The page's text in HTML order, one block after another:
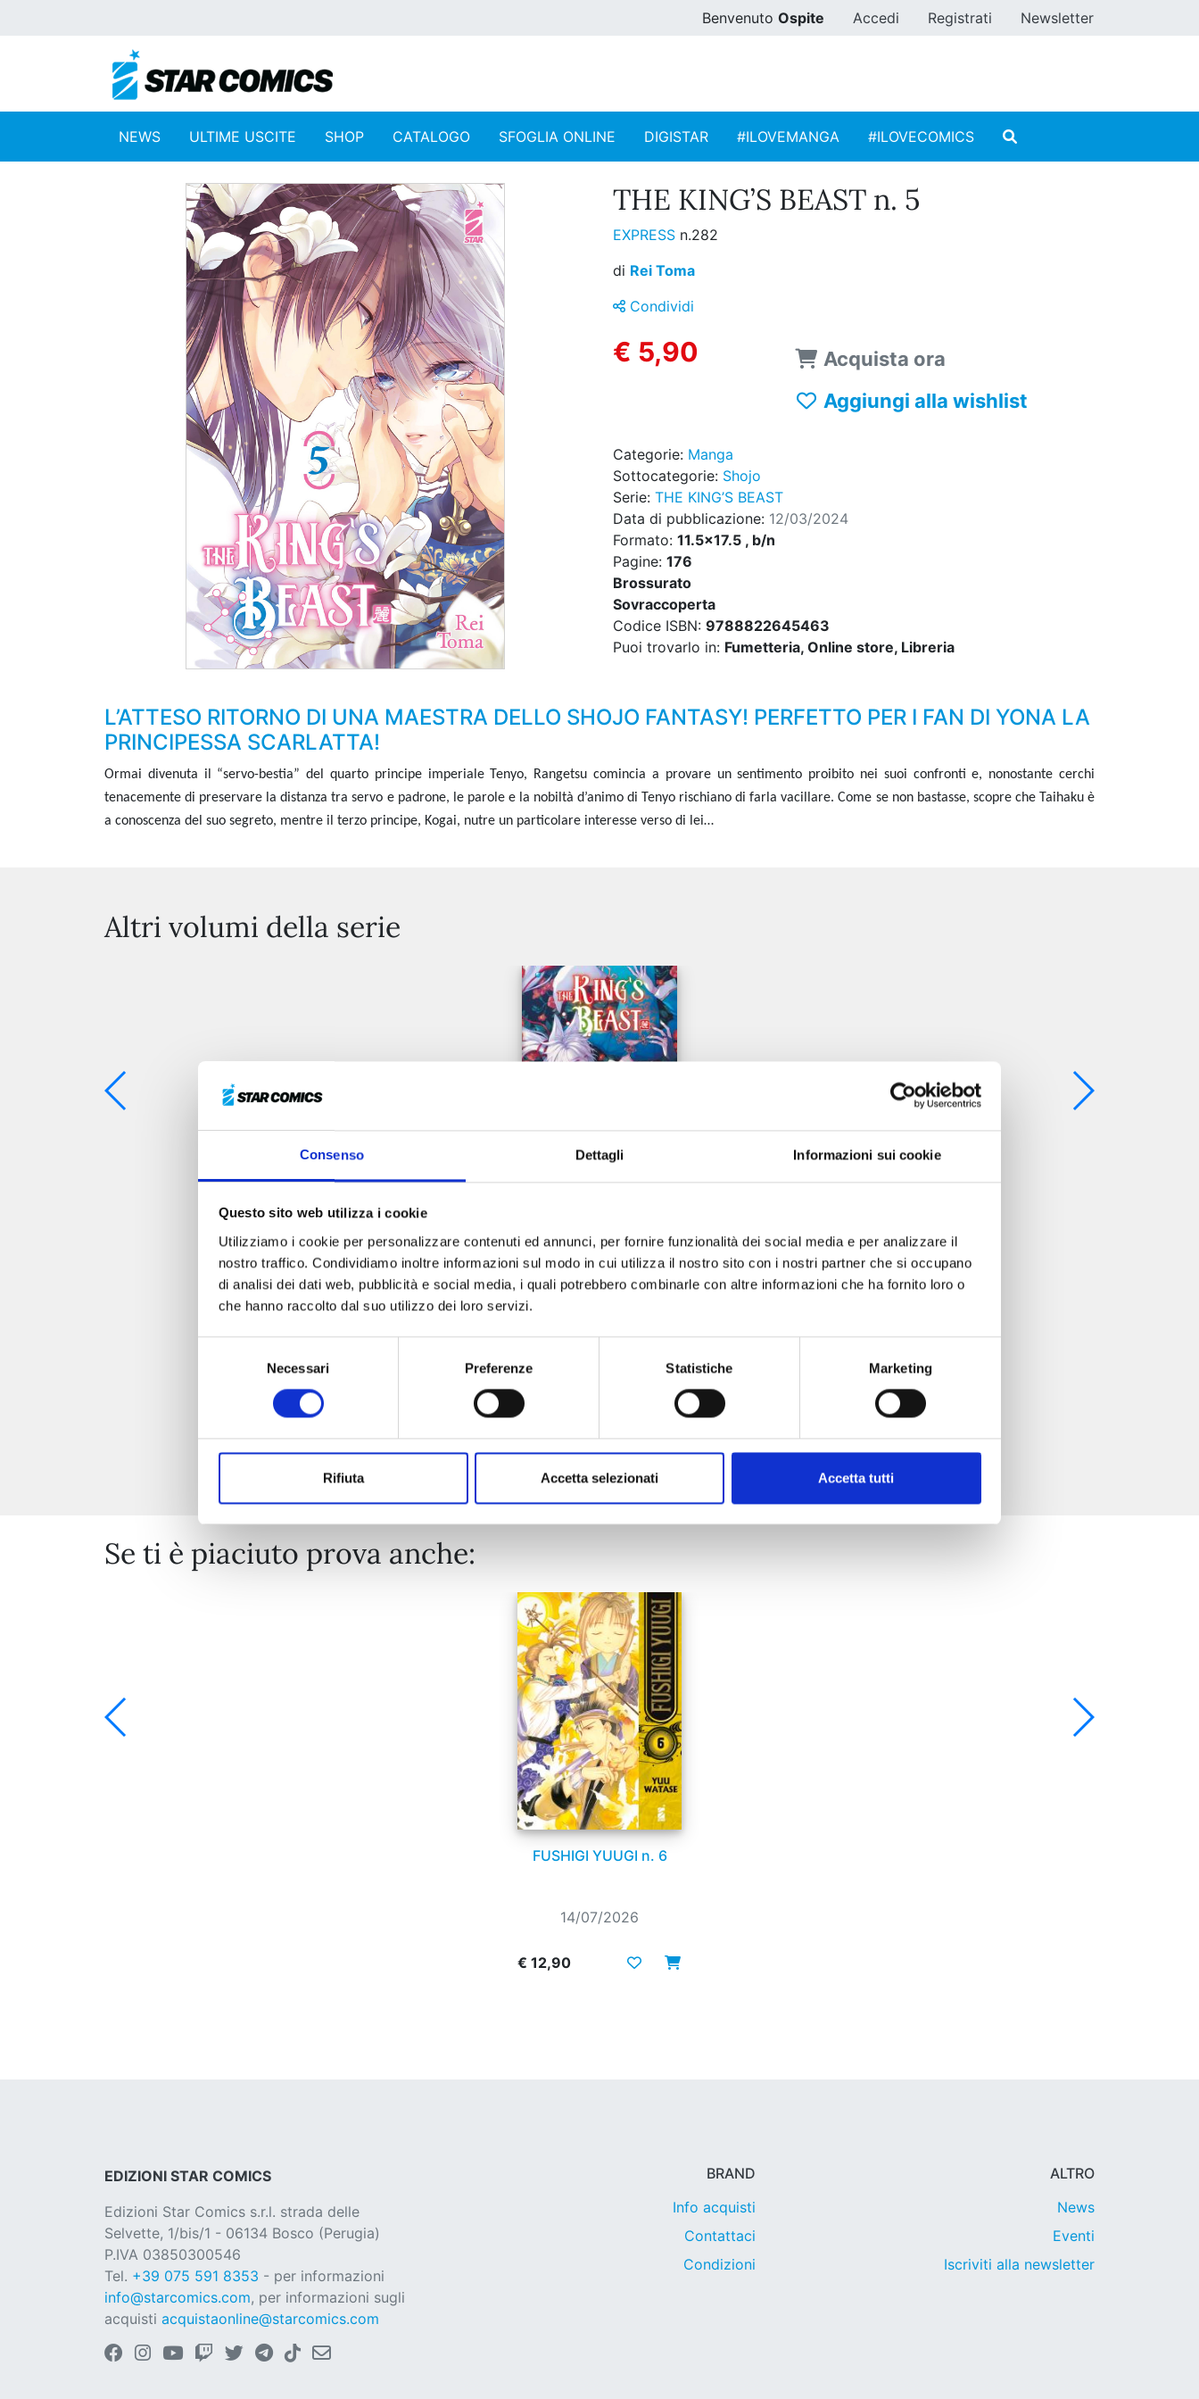
Consenso Dettagli Informazioni sui cookie
Questo sito web utilizza i cookie
Utilizziamo i cookie per personalizzare contenuti ed annunci, per fornire funzionalità dei social media e per analizzare il
nostro traffico. Condividiamo inoltre informazioni sul modo in cui utilizza il nostro sito con i nostri partner che si occupano
di analisi dei dati web, pubblicità e social media, i quali potrebbero combinarle con altre informazioni che ha fornito loro o
che hanno raccolto dal suo utilizzo dei loro servizi.
Necessari Preferenze Statistiche Marketing
Rifiuta Accetta selezionati Accetta tutti
Benvenuto Ospite Accedi Registrati Newsletter
NEWS ULTIME USCITE SHOP CATALOGO SFOGLIA ONLINE DIGISTAR #ILOVEMANGA #ILOVECOMICS
THE KING’S BEAST n. 5
EXPRESS n.282
di Rei Toma
Condividi
€ 5,90
Acquista ora
Aggiungi alla wishlist
Categorie: Manga
Sottocategorie: Shojo
Serie: THE KING’S BEAST
Data di pubblicazione: 12/03/2024
Formato: 11.5x17.5 , b/n
Pagine: 176
Brossurato
Sovraccoperta
Codice ISBN: 9788822645463
Puoi trovarlo in: Fumetteria, Online store, Libreria
L’ATTESO RITORNO DI UNA MAESTRA DELLO SHOJO FANTASY! PERFETTO PER I FAN DI YONA LA
PRINCIPESSA SCARLATTA!
Ormai divenuta il “servo-bestia” del quarto principe imperiale Tenyo, Rangetsu comincia a provare un sentimento proibito nei suoi confronti e, nonostante cerchi
tenacemente di preservare la distanza tra servo e padrone, le parole e la nobiltà d’animo di Tenyo rischiano di farla vacillare. Come se non bastasse, scopre che Taihaku è
a conoscenza del suo segreto, mentre il terzo principe, Kogai, nutre un particolare interesse verso di lei…
Altri volumi della serie
08/09/2026
€ 5,90
Mostra tutto
Se ti è piaciuto prova anche:
FUSHIGI YUUGI n. 6
14/07/2026
€ 12,90
EDIZIONI STAR COMICS
Edizioni Star Comics s.r.l. strada delle
Selvette, 1/bis/1 - 06134 Bosco (Perugia)
P.IVA 03850300546
Tel. +39 075 591 8353 - per informazioni
info@starcomics.com, per informazioni sugli
acquisti acquistaonline@starcomics.com
BRAND
Info acquisti
Contattaci
Condizioni
ALTRO
News
Eventi
Iscriviti alla newsletter